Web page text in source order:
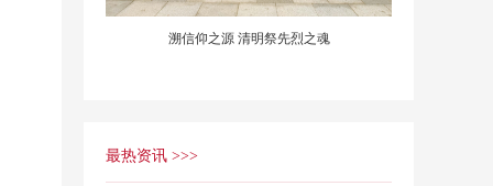
溯信仰之源 清明祭先烈之魂
最热资讯 >>>